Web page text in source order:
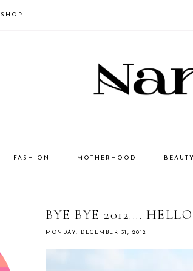
SHOP
FASHION MOTHERHOOD BEAUTY
BYE BYE 2012....
MONDAY, DECEMBER 31, 2012